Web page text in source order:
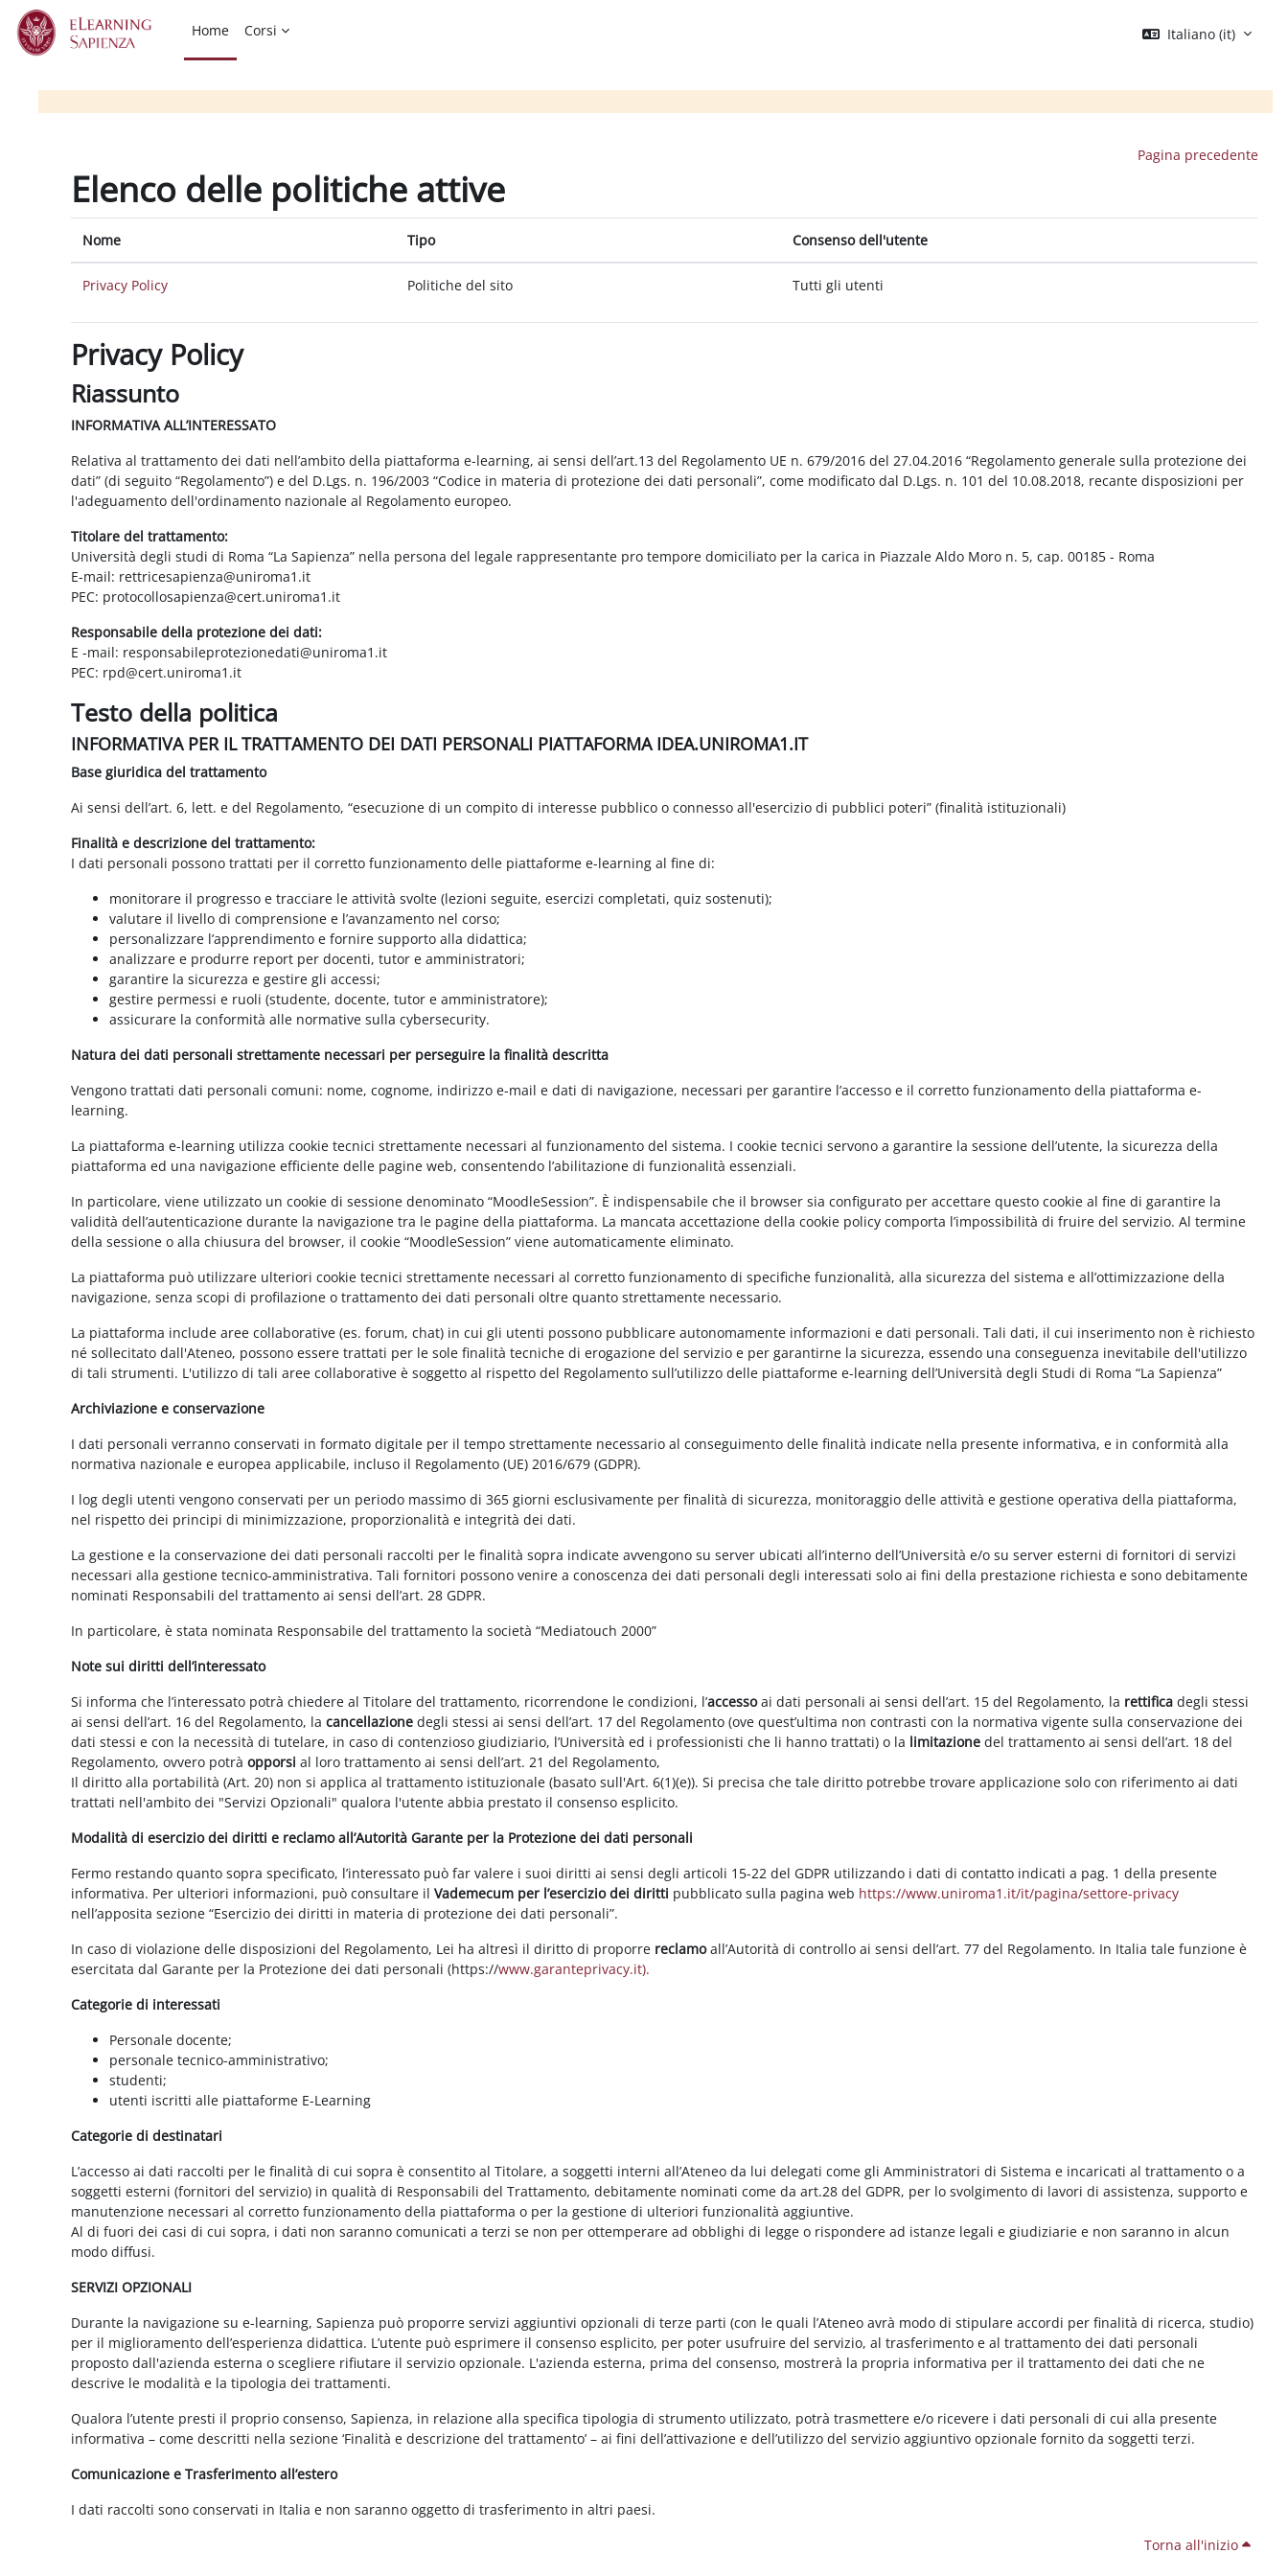
Vai al contenuto principale
Home
Corsi Italiano ‎(it)‎
Pagina precedente
Elenco delle politiche attive
Nome Tipo Consenso dell'utente
Privacy Policy Politiche del sito Tutti gli utenti
Privacy Policy
Riassunto
INFORMATIVA ALL’INTERESSATO
Relativa al trattamento dei dati nell’ambito della piattaforma e-learning, ai sensi dell’art.13 del Regolamento UE n. 679/2016 del 27.04.2016 “Regolamento generale sulla protezione dei
dati” (di seguito “Regolamento”) e del D.Lgs. n. 196/2003 “Codice in materia di protezione dei dati personali”, come modificato dal D.Lgs. n. 101 del 10.08.2018, recante disposizioni per
l'adeguamento dell'ordinamento nazionale al Regolamento europeo.
Titolare del trattamento:
Università degli studi di Roma “La Sapienza” nella persona del legale rappresentante pro tempore domiciliato per la carica in Piazzale Aldo Moro n. 5, cap. 00185 - Roma
E-mail: rettricesapienza@uniroma1.it
PEC: protocollosapienza@cert.uniroma1.it
Responsabile della protezione dei dati:
E -mail: responsabileprotezionedati@uniroma1.it
PEC: rpd@cert.uniroma1.it
Testo della politica
INFORMATIVA PER IL TRATTAMENTO DEI DATI PERSONALI PIATTAFORMA IDEA.UNIROMA1.IT
Base giuridica del trattamento
Ai sensi dell’art. 6, lett. e del Regolamento, “esecuzione di un compito di interesse pubblico o connesso all'esercizio di pubblici poteri” (finalità istituzionali)
Finalità e descrizione del trattamento:
I dati personali possono trattati per il corretto funzionamento delle piattaforme e-learning al fine di:
monitorare il progresso e tracciare le attività svolte (lezioni seguite, esercizi completati, quiz sostenuti);
valutare il livello di comprensione e l’avanzamento nel corso;
personalizzare l’apprendimento e fornire supporto alla didattica;
analizzare e produrre report per docenti, tutor e amministratori;
garantire la sicurezza e gestire gli accessi;
gestire permessi e ruoli (studente, docente, tutor e amministratore);
assicurare la conformità alle normative sulla cybersecurity.
Natura dei dati personali strettamente necessari per perseguire la finalità descritta
Vengono trattati dati personali comuni: nome, cognome, indirizzo e-mail e dati di navigazione, necessari per garantire l’accesso e il corretto funzionamento della piattaforma e-
learning.
La piattaforma e-learning utilizza cookie tecnici strettamente necessari al funzionamento del sistema. I cookie tecnici servono a garantire la sessione dell’utente, la sicurezza della
piattaforma ed una navigazione efficiente delle pagine web, consentendo l’abilitazione di funzionalità essenziali.
In particolare, viene utilizzato un cookie di sessione denominato “MoodleSession”. È indispensabile che il browser sia configurato per accettare questo cookie al fine di garantire la
validità dell’autenticazione durante la navigazione tra le pagine della piattaforma. La mancata accettazione della cookie policy comporta l’impossibilità di fruire del servizio. Al termine
della sessione o alla chiusura del browser, il cookie “MoodleSession” viene automaticamente eliminato.
La piattaforma può utilizzare ulteriori cookie tecnici strettamente necessari al corretto funzionamento di specifiche funzionalità, alla sicurezza del sistema e all’ottimizzazione della
navigazione, senza scopi di profilazione o trattamento dei dati personali oltre quanto strettamente necessario.
La piattaforma include aree collaborative (es. forum, chat) in cui gli utenti possono pubblicare autonomamente informazioni e dati personali. Tali dati, il cui inserimento non è richiesto
né sollecitato dall'Ateneo, possono essere trattati per le sole finalità tecniche di erogazione del servizio e per garantirne la sicurezza, essendo una conseguenza inevitabile dell'utilizzo
di tali strumenti. L'utilizzo di tali aree collaborative è soggetto al rispetto del Regolamento sull’utilizzo delle piattaforme e-learning dell’Università degli Studi di Roma “La Sapienza”
Archiviazione e conservazione
I dati personali verranno conservati in formato digitale per il tempo strettamente necessario al conseguimento delle finalità indicate nella presente informativa, e in conformità alla
normativa nazionale e europea applicabile, incluso il Regolamento (UE) 2016/679 (GDPR).
I log degli utenti vengono conservati per un periodo massimo di 365 giorni esclusivamente per finalità di sicurezza, monitoraggio delle attività e gestione operativa della piattaforma,
nel rispetto dei principi di minimizzazione, proporzionalità e integrità dei dati.
La gestione e la conservazione dei dati personali raccolti per le finalità sopra indicate avvengono su server ubicati all’interno dell’Università e/o su server esterni di fornitori di servizi
necessari alla gestione tecnico-amministrativa. Tali fornitori possono venire a conoscenza dei dati personali degli interessati solo ai fini della prestazione richiesta e sono debitamente
nominati Responsabili del trattamento ai sensi dell’art. 28 GDPR.
In particolare, è stata nominata Responsabile del trattamento la società “Mediatouch 2000”
Note sui diritti dell’interessato
Si informa che l’interessato potrà chiedere al Titolare del trattamento, ricorrendone le condizioni, l’accessoai dati personali ai sensi dell’art. 15 del Regolamento, la rettificadegli stessi
ai sensi dell’art. 16 del Regolamento, lacancellazione degli stessi ai sensi dell’art. 17 del Regolamento (ove quest’ultima non contrasti con la normativa vigente sulla conservazione dei
dati stessi e con la necessità di tutelare, in caso di contenzioso giudiziario, l’Università ed i professionisti che li hanno trattati) o la limitazione del trattamento ai sensi dell’art. 18 del
Regolamento, ovvero potràopporsi al loro trattamento ai sensi dell’art. 21 del Regolamento,
Il diritto alla portabilità (Art. 20) non si applica al trattamento istituzionale (basato sull'Art. 6(1)(e)). Si precisa che tale diritto potrebbe trovare applicazione solo con riferimento ai dati
trattati nell'ambito dei "Servizi Opzionali" qualora l'utente abbia prestato il consenso esplicito.
Modalità di esercizio dei diritti e reclamo all’Autorità Garante per la Protezione dei dati personali
Fermo restando quanto sopra specificato, l’interessato può far valere i suoi diritti ai sensi degli articoli 15-22 del GDPR utilizzando i dati di contatto indicati a pag. 1 della presente
informativa. Per ulteriori informazioni, può consultare ilVademecum per l’esercizio dei diritti pubblicato sulla pagina web https://www.uniroma1.it/it/pagina/settore-privacy
nell’apposita sezione “Esercizio dei diritti in materia di protezione dei dati personali”.
In caso di violazione delle disposizioni del Regolamento, Lei ha altresì il diritto di proporre reclamoall’Autorità di controllo ai sensi dell’art. 77 del Regolamento. In Italia tale funzione è
esercitata dal Garante per la Protezione dei dati personali (https://www.garanteprivacy.it).
Categorie di interessati
Personale docente;
personale tecnico-amministrativo;
studenti;
utenti iscritti alle piattaforme E-Learning
Categorie di destinatari
L’accesso ai dati raccolti per le finalità di cui sopra è consentito al Titolare, a soggetti interni all’Ateneo da lui delegati come gli Amministratori di Sistema e incaricati al trattamento o a
soggetti esterni (fornitori del servizio) in qualità di Responsabili del Trattamento, debitamente nominati come da art.28 del GDPR, per lo svolgimento di lavori di assistenza, supporto e
manutenzione necessari al corretto funzionamento della piattaforma o per la gestione di ulteriori funzionalità aggiuntive.
Al di fuori dei casi di cui sopra, i dati non saranno comunicati a terzi se non per ottemperare ad obblighi di legge o rispondere ad istanze legali e giudiziarie e non saranno in alcun
modo diffusi.
SERVIZI OPZIONALI
Durante la navigazione su e-learning, Sapienza può proporre servizi aggiuntivi opzionali di terze parti (con le quali l’Ateneo avrà modo di stipulare accordi per finalità di ricerca, studio)
per il miglioramento dell’esperienza didattica. L’utente può esprimere il consenso esplicito, per poter usufruire del servizio, al trasferimento e al trattamento dei dati personali
proposto dall'azienda esterna o scegliere rifiutare il servizio opzionale. L'azienda esterna, prima del consenso, mostrerà la propria informativa per il trattamento dei dati che ne
descrive le modalità e la tipologia dei trattamenti.
Qualora l’utente presti il proprio consenso, Sapienza, in relazione alla specifica tipologia di strumento utilizzato, potrà trasmettere e/o ricevere i dati personali di cui alla presente
informativa – come descritti nella sezione ‘Finalità e descrizione del trattamento’ – ai fini dell’attivazione e dell’utilizzo del servizio aggiuntivo opzionale fornito da soggetti terzi.
Comunicazione e Trasferimento all’estero
I dati raccolti sono conservati in Italia e non saranno oggetto di trasferimento in altri paesi.
Torna all'inizio